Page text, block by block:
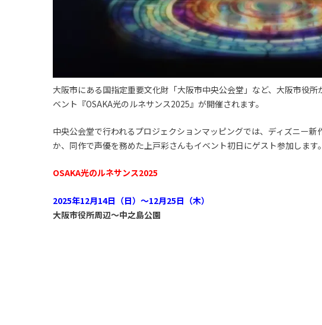
大阪市にある国指定重要文化財「大阪市中央公会堂」など、大阪市役
ベント『OSAKA光のルネサンス2025』が開催されます。
中央公会堂で行われるプロジェクションマッピングでは、ディズニー
か、同作で声優を務めた上戸彩さんもイベント初日にゲスト参加します。
OSAKA光のルネサンス2025
2025年12月14日（日）～12月25日（木）
大阪市役所周辺～中之島公園